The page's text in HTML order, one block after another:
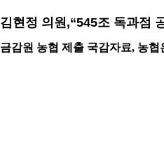
김현정 의원,“545조 독과점
금감원 농협 제출 국감자료, 농